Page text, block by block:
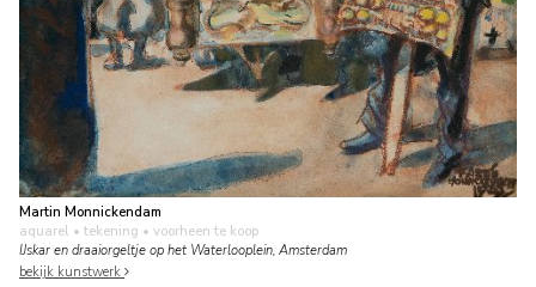
Martin Monnickendam
aquarel • tekening • voorheen te koop
IJskar en draaiorgeltje op het Waterlooplein, Amsterdam
bekijk kunstwerk